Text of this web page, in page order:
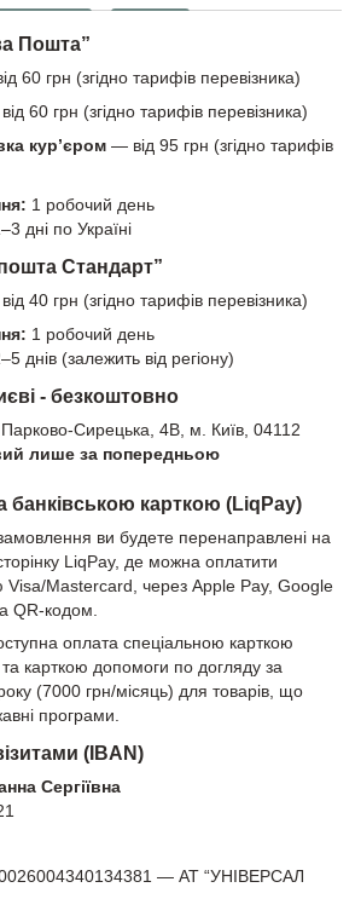
Пошта”
60 грн (згідно тарифів перевізника)
60 грн (згідно тарифів перевізника)
кур’єром — від 95 грн (згідно тарифів
1 робочий день
дні по Україні
Стандарт”
40 грн (згідно тарифів перевізника)
1 робочий день
днів (залежить від регіону)
- безкоштовно
Сирецька, 4В, м. Київ, 04112
лише за попередньою
банківською карткою (LiqPay)
ви будете перенаправлені на
LiqPay, де можна оплатити
Visa/Mastercard, через Apple Pay, Google
QR-кодом.
оплата спеціальною карткою
та карткою допомоги по догляду за
(7000 грн/місяць) для товарів, що
програми.
(IBAN)
Сергіївна
— АТ “УНІВЕРСАЛ